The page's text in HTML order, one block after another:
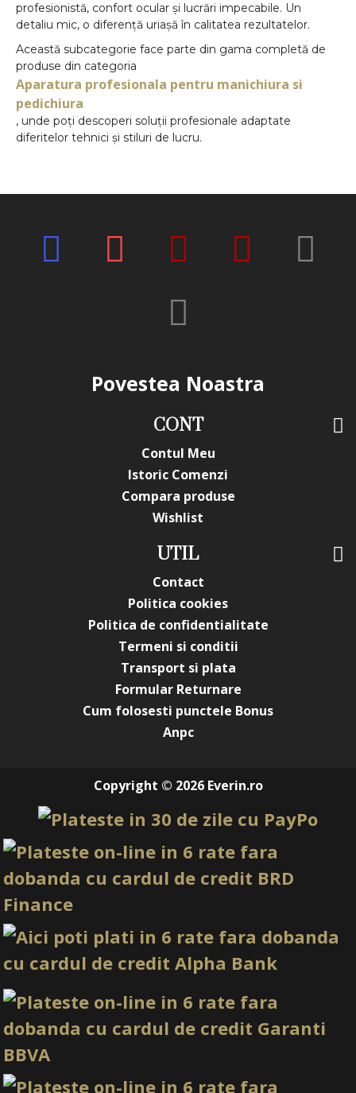
profesionistă, confort ocular și lucrări impecabile. Un
detaliu mic, o diferență uriașă în calitatea rezultatelor.
Această subcategorie face parte din gama completă de
produse din categoria
Aparatura profesionala pentru manichiura si
pedichiura
, unde poți descoperi soluții profesionale adaptate
diferitelor tehnici și stiluri de lucru.
Povestea Noastra
CONT
Contul Meu
Istoric Comenzi
Compara produse
Wishlist
UTIL
Contact
Politica cookies
Politica de confidentialitate
Termeni si conditii
Transport si plata
Formular Returnare
Cum folosesti punctele Bonus
Anpc
Copyright © 2026 Everin.ro